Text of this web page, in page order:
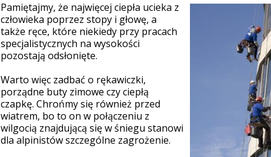
Pamiętajmy, że najwięcej ciepła ucieka z
człowieka poprzez stopy i głowę, a
także ręce, które niekiedy przy pracach
specjalistycznych na wysokości
pozostają odsłonięte.
Warto więc zadbać o rękawiczki,
porządne buty zimowe czy ciepłą
czapkę. Chrońmy się również przed
wiatrem, bo to on w połączeniu z
wilgocią znajdującą się w śniegu stanowi
dla alpinistów szczególne zagrożenie.